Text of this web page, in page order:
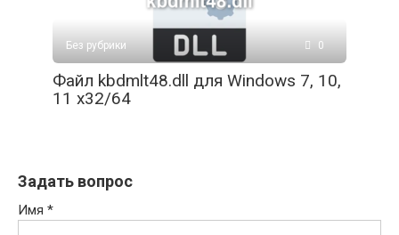
Без рубрики 0
Файл kbdmlt48.dll для Windows 7, 10,
11 x32/64
Задать вопрос
Имя *